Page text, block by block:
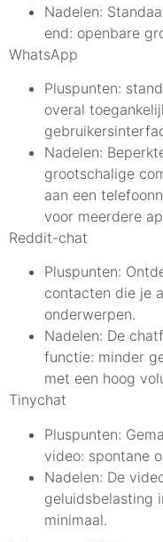
Nadelen:
end: openbare
WhatsApp
Pluspunten:
overal
Nadelen:
grootschalige
aan een
voor meerdere
Reddit-chat
Pluspunten:
contacten die je
onderwerpen.
Nadelen: De
functie: minder
met een hoog
Tinychat
Pluspunten:
video: spontane
Nadelen: De
geluidsbelasting
minimaal.